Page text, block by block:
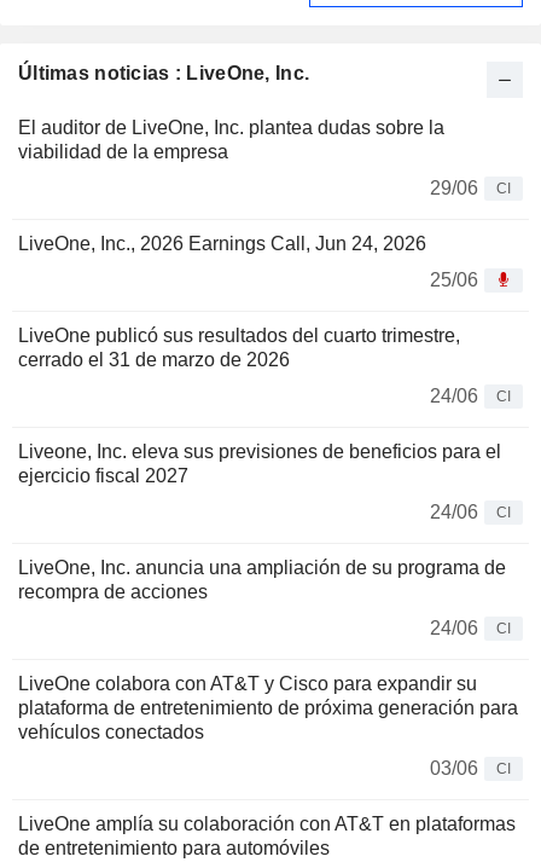
Últimas noticias : LiveOne, Inc.
El auditor de LiveOne, Inc. plantea dudas sobre la
viabilidad de la empresa
29/06
CI
LiveOne, Inc., 2026 Earnings Call, Jun 24, 2026
25/06
LiveOne publicó sus resultados del cuarto trimestre,
cerrado el 31 de marzo de 2026
24/06
CI
Liveone, Inc. eleva sus previsiones de beneficios para el
ejercicio fiscal 2027
24/06
CI
LiveOne, Inc. anuncia una ampliación de su programa de
recompra de acciones
24/06
CI
LiveOne colabora con AT&T y Cisco para expandir su
plataforma de entretenimiento de próxima generación para
vehículos conectados
03/06
CI
LiveOne amplía su colaboración con AT&T en plataformas
de entretenimiento para automóviles